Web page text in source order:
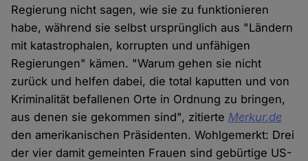
Regierung nicht sagen, wie sie zu funktionieren
habe, während sie selbst ursprünglich aus "Ländern
mit katastrophalen, korrupten und unfähigen
Regierungen" kämen. "Warum gehen sie nicht
zurück und helfen dabei, die total kaputten und von
Kriminalität befallenen Orte in Ordnung zu bringen,
aus denen sie gekommen sind", zitierte Merkur.de
den amerikanischen Präsidenten. Wohlgemerkt: Drei
der vier damit gemeinten Frauen sind gebürtige US-